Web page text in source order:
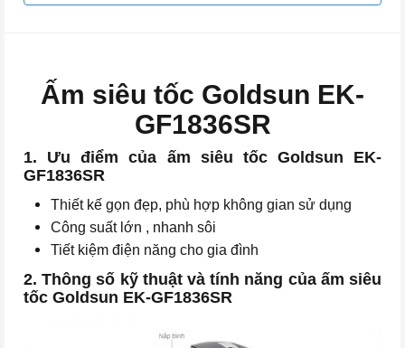
Ấm siêu tốc Goldsun EK-
GF1836SR
1. Ưu điểm của ấm siêu tốc Goldsun EK-
GF1836SR
Thiết kế gọn đẹp, phù hợp không gian sử dụng
Công suất lớn , nhanh sôi
Tiết kiệm điện năng cho gia đình
2. Thông số kỹ thuật và tính năng của ấm siêu
tốc Goldsun EK-GF1836SR